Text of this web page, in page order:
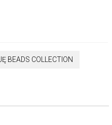
BEADS COLLECTION